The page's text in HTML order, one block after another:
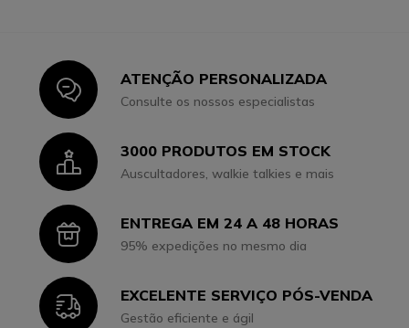
IconATENÇÃO PERSONALIZADA
Consulte os nossos especialistas
Icon3000 PRODUTOS EM STOCK
Auscultadores, walkie talkies e mais
IconENTREGA EM 24 A 48 HORAS
95% expedições no mesmo dia
IconEXCELENTE SERVIÇO PÓS-VENDA
Gestão eficiente e ágil